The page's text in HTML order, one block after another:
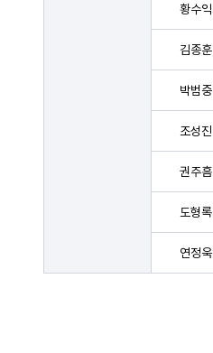
황수익
김종훈
박범중
조성진
권주흠
도형록
연정욱